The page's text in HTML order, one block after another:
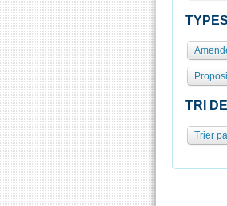
TRI
Trier